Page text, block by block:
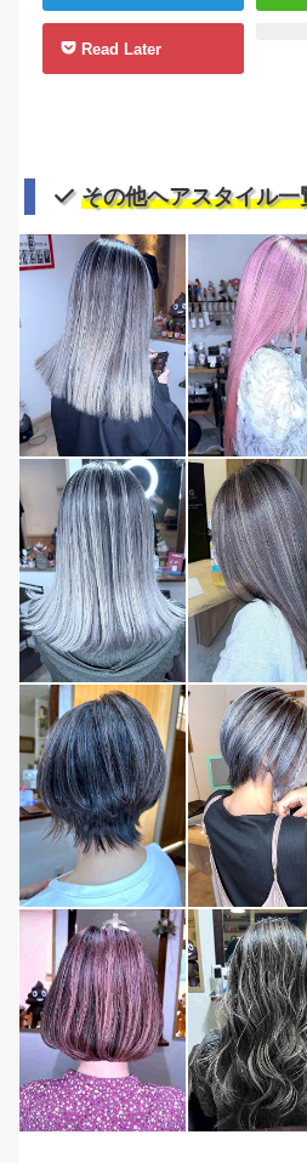
Read Later
その他ヘアスタイル一